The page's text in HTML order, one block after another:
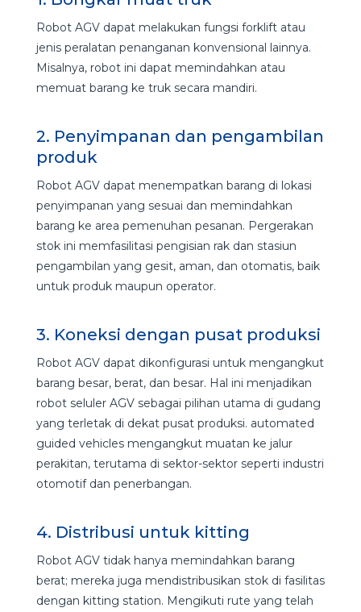
Robot AGV dapat melakukan fungsi forklift atau
jenis peralatan penanganan konvensional lainnya.
Misalnya, robot ini dapat memindahkan atau
memuat barang ke truk secara mandiri.
2. Penyimpanan dan pengambilan
produk
Robot AGV dapat menempatkan barang di lokasi
penyimpanan yang sesuai dan memindahkan
barang ke area pemenuhan pesanan. Pergerakan
stok ini memfasilitasi pengisian rak dan stasiun
pengambilan yang gesit, aman, dan otomatis, baik
untuk produk maupun operator.
3. Koneksi dengan pusat produksi
Robot AGV dapat dikonfigurasi untuk mengangkut
barang besar, berat, dan besar. Hal ini menjadikan
robot seluler AGV sebagai pilihan utama di gudang
yang terletak di dekat pusat produksi. automated
guided vehicles mengangkut muatan ke jalur
perakitan, terutama di sektor-sektor seperti industri
otomotif dan penerbangan.
4. Distribusi untuk kitting
Robot AGV tidak hanya memindahkan barang
berat; mereka juga mendistribusikan stok di fasilitas
dengan kitting station. Mengikuti rute yang telah